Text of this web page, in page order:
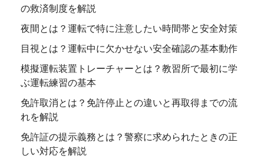
の救済制度を解説
夜間とは？運転で特に注意したい時間帯と安全対策
目視とは？運転中に欠かせない安全確認の基本動作
模擬運転装置トレーチャーとは？教習所で最初に学
ぶ運転練習の基本
免許取消とは？免許停止との違いと再取得までの流
れを解説
免許証の提示義務とは？警察に求められたときの正
しい対応を解説